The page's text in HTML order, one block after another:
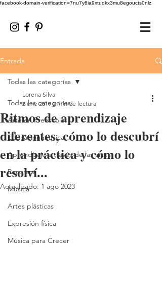
facebook-domain-verification=7nu7y8ia9xtudkx3mu8egoucts0nlz
Entrada
Todas las categorías
Arte en Preescolar
Educación musical
Aprendizaje a través de las artes
Recursos
Música
Artes plásticas
Expresión física
Música para Crecer
Todas las categorías
Ritmos de aprendizaje
diferentes, cómo lo descubrí
en la práctica y cómo lo
resolví...
Lorena Silva
2 ene 2019 2 min de lectura
Actualizado: 1 ago 2023